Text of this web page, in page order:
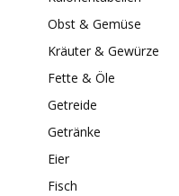
Obst & Gemüse
Kräuter & Gewürze
Fette & Öle
Getreide
Getränke
Eier
Fisch